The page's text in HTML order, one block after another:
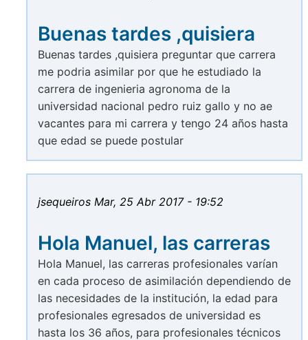
Buenas tardes ,quisiera
Buenas tardes ,quisiera preguntar que carrera
me podria asimilar por que he estudiado la
carrera de ingenieria agronoma de la
universidad nacional pedro ruiz gallo y no ae
vacantes para mi carrera y tengo 24 años hasta
que edad se puede postular
jsequeiros Mar, 25 Abr 2017 - 19:52
Hola Manuel, las carreras
Hola Manuel, las carreras profesionales varían
en cada proceso de asimilación dependiendo de
las necesidades de la institución, la edad para
profesionales egresados de universidad es
hasta los 36 años, para profesionales técnicos